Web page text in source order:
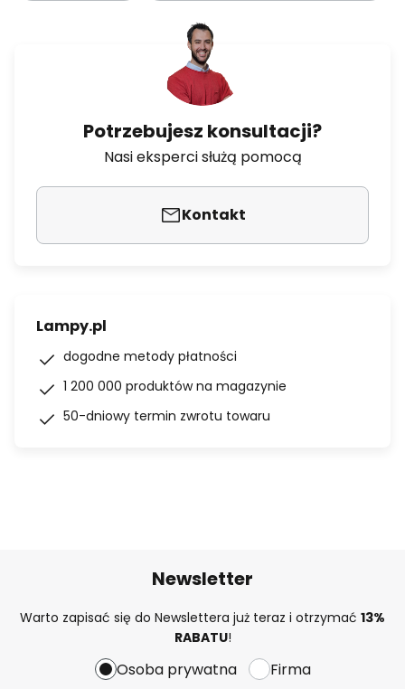
Potrzebujesz konsultacji?
Nasi eksperci służą pomocą
Kontakt
Lampy.pl
dogodne metody płatności
1 200 000 produktów na magazynie
50-dniowy termin zwrotu towaru
Newsletter
Warto zapisać się do Newslettera już teraz i otrzymać 13%
RABATU!
Osoba prywatna Firma